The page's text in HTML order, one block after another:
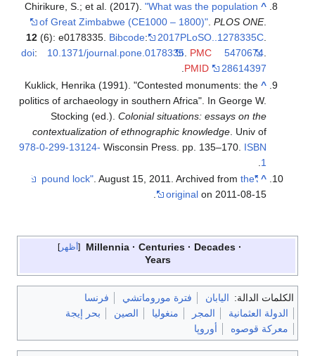
^
Chirikure, S.; et al. (2017)."What was the population
of Great Zimbabwe (CE1000 – 1800)" .PLOS ONE.
12 (6): e0178335. Bibcode: 2017PLoSO..1278335C
doi: 10.1371/journal.pone.0178335 PMC 5470674
PMID
28614397
^
Kuklick, Henrika (1991). "Contested monuments: the
politics of archaeology in southern Africa". In George W.
Stocking (ed.).Colonial situations: essays on the
contextualization of ethnographic knowledge . Univ of
Wisconsin Press. pp. 135–170. ISBN
978-0-299-13124-
1
^
"pound lock"
. August 15, 2011. Archived fromthe
original on 2011-08-15.
أظهر Millennia Centuries
Decades
Years
الكلمات الدالة: اليابان فترة موروماتشي
فرنسا
الدولة العثمانية
المجر منغوليا الصين
بحر إيجة
معركة قوصوه
أوروپا